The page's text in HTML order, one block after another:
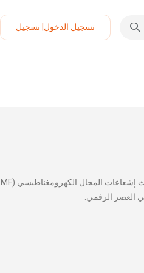
تسجيل الدخول| تسجيل
العصر الرقمي.